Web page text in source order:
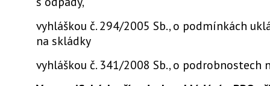
vyhláškou č. 294/2005 Sb., o podmínkách
na skládky
vyhláškou č. 341/2008 Sb., o podrobnostech